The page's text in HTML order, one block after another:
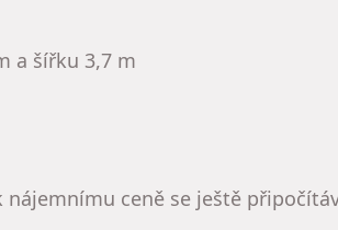
a šířku 3,7 m
ceně se ještě